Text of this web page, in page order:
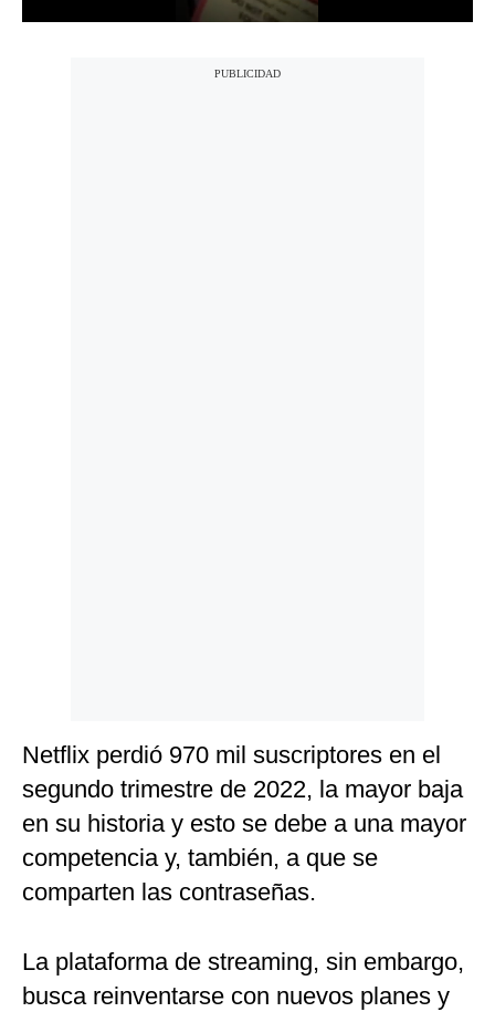
Netflix perdió 970 mil suscriptores en el
segundo trimestre de 2022, la mayor baja
en su historia y esto se debe a una mayor
competencia y, también, a que se
comparten las contraseñas.
La plataforma de streaming, sin embargo,
busca reinventarse con nuevos planes y